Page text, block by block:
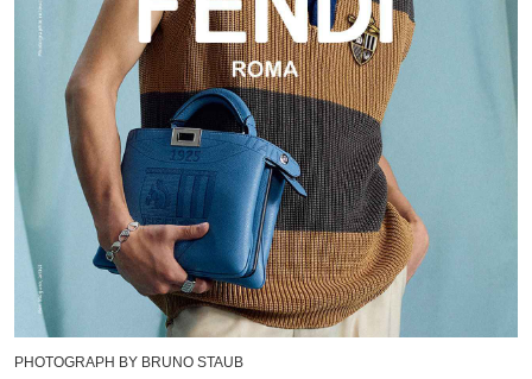
PHOTOGRAPH BY BRUNO STAUB